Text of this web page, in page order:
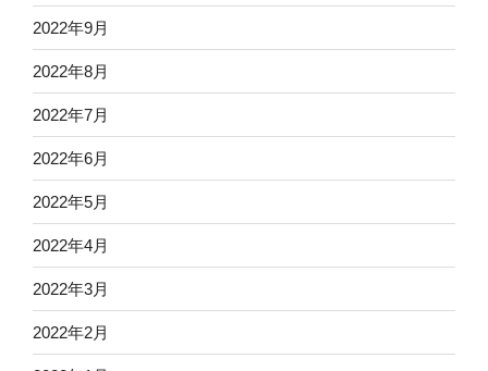
2022年9月
2022年8月
2022年7月
2022年6月
2022年5月
2022年4月
2022年3月
2022年2月